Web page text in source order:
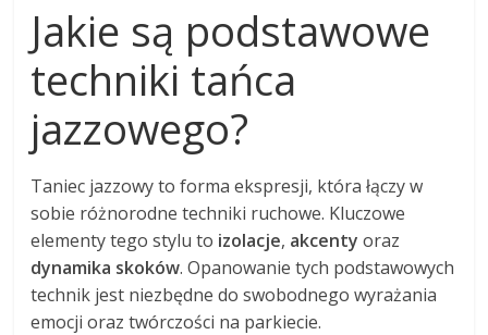
Jakie są podstawowe
techniki tańca
jazzowego?
Taniec jazzowy to forma ekspresji, która łączy w
sobie różnorodne techniki ruchowe. Kluczowe
elementy tego stylu to izolacje, akcenty oraz
dynamika skoków. Opanowanie tych podstawowych
technik jest niezbędne do swobodnego wyrażania
emocji oraz twórczości na parkiecie.